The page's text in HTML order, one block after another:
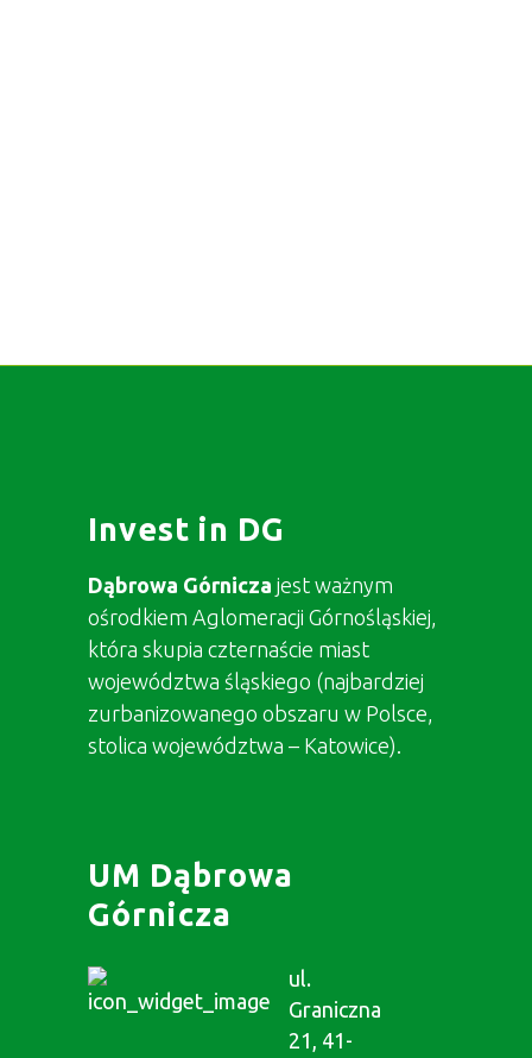
Invest in DG
Dąbrowa Górnicza jest ważnym
ośrodkiem Aglomeracji Górnośląskiej,
która skupia czternaście miast
województwa śląskiego (najbardziej
zurbanizowanego obszaru w Polsce,
stolica województwa – Katowice).
UM Dąbrowa
Górnicza
ul.
Graniczna
21, 41-